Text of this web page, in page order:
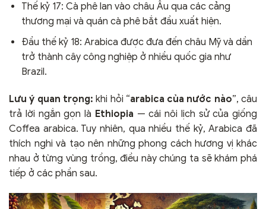
Thế kỷ 17: Cà phê lan vào châu Âu qua các cảng
thương mại và quán cà phê bắt đầu xuất hiện.
Đầu thế kỷ 18: Arabica được đưa đến châu Mỹ và dần
trở thành cây công nghiệp ở nhiều quốc gia như
Brazil.
Lưu ý quan trọng: khi hỏi “arabica của nước nào”, câu
trả lời ngắn gọn là Ethiopia — cái nôi lịch sử của giống
Coffea arabica. Tuy nhiên, qua nhiều thế kỷ, Arabica đã
thích nghi và tạo nên những phong cách hương vị khác
nhau ở từng vùng trồng, điều này chúng ta sẽ khám phá
tiếp ở các phần sau.